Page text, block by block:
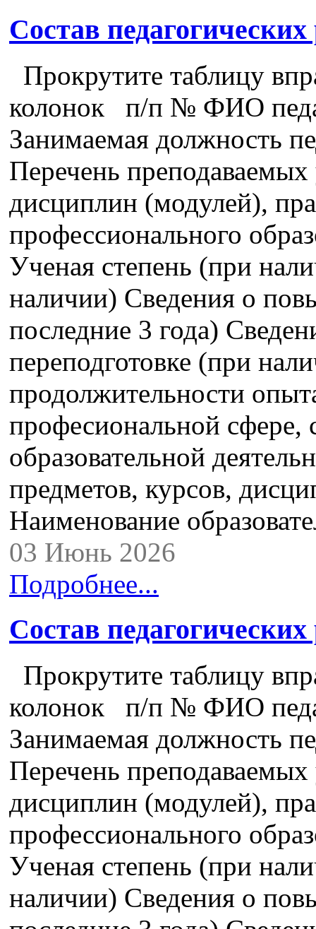
Состав
Прокрутите таблицу
колонок п/п № ФИО
Занимаемая должность
Перечень
дисциплин (модулей),
профессионального
Ученая степень (при
наличии) Сведения о
последние 3 года)
переподготовке (при
продолжительности
професиональной сфере,
образовательной
предметов, курсов,
Наименование
03 Июнь 2026
Подробнее...
Состав
Прокрутите таблицу
колонок п/п № ФИО
Занимаемая должность
Перечень
дисциплин (модулей),
профессионального
Ученая степень (при
наличии) Сведения о